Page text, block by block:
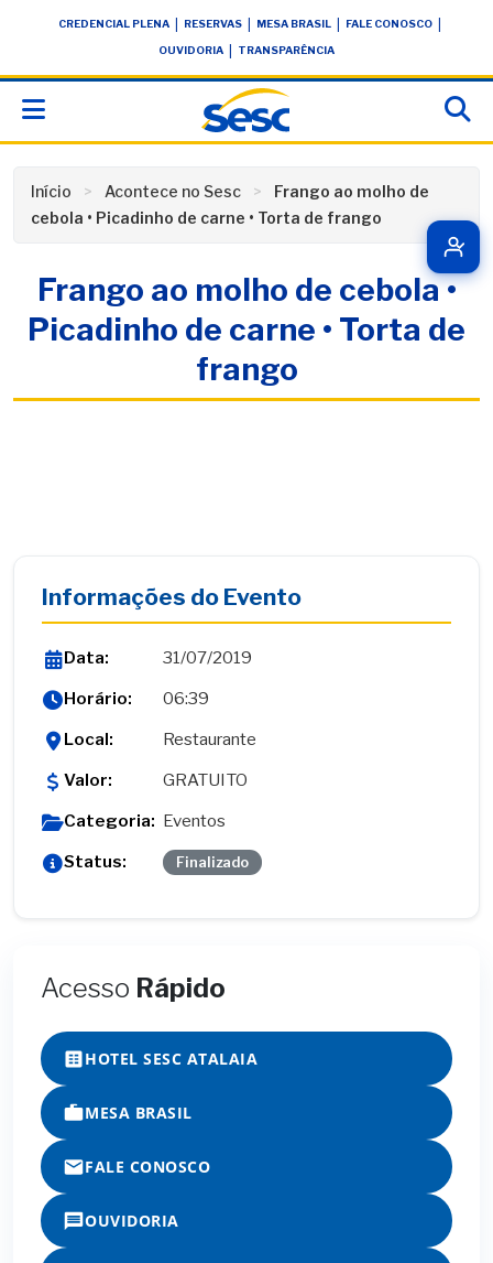
conteúdoCREDENCIAL PLENA RESERVAS MESA BRASIL FALE CONOSCO
OUVIDORIA TRANSPARÊNCIA
Início Acontece no Sesc
Frango ao molho de
cebola • Picadinho de carne • Torta de frango
Frango ao molho de cebola •
Picadinho de carne • Torta de
frango
Informações do Evento
Data:
31/07/2019
Horário:
06:39
Local:
Restaurante
Valor:
GRATUITO
Categoria: Eventos
Status:
Finalizado
Acesso Rápido
HOTEL SESC ATALAIA
MESA BRASIL
FALE CONOSCO
OUVIDORIA